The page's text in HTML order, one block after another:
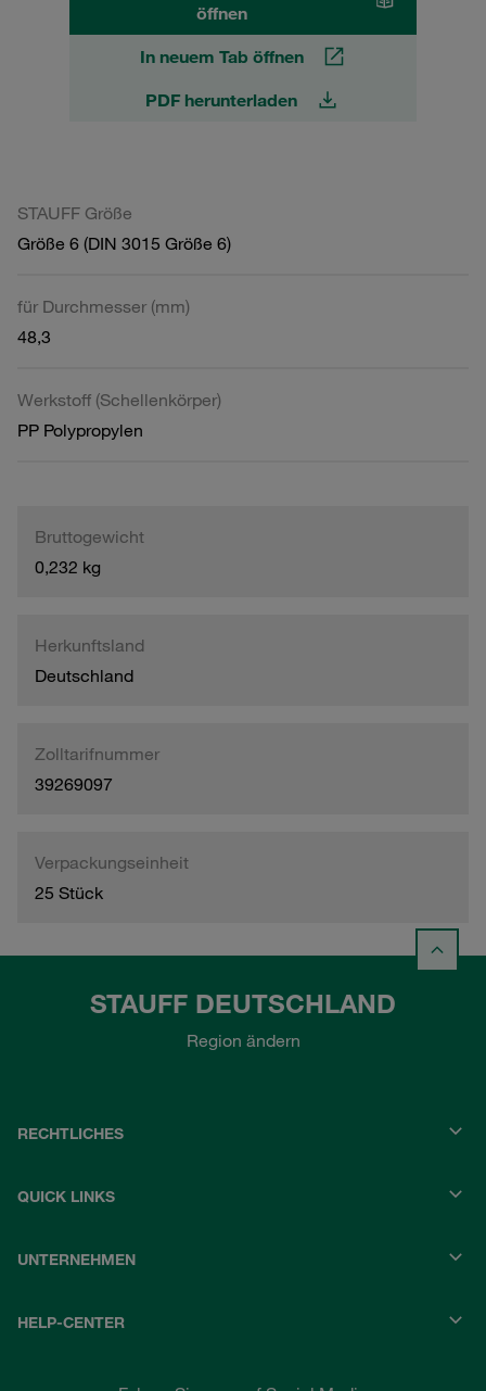
öffnen
In neuem Tab öffnen
PDF herunterladen
STAUFF Größe
Größe 6 (DIN 3015 Größe 6)
für Durchmesser (mm)
48,3
Werkstoff (Schellenkörper)
PP Polypropylen
Bruttogewicht
0,232 kg
Herkunftsland
Deutschland
Zolltarifnummer
39269097
Verpackungseinheit
25 Stück
STAUFF DEUTSCHLAND
Region ändern
RECHTLICHES
QUICK LINKS
UNTERNEHMEN
HELP-CENTER